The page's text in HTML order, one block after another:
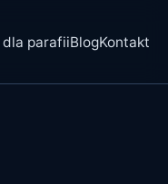
parafiiBlogKontakt